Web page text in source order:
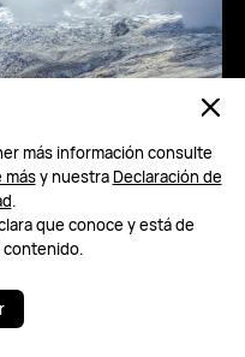
más información consulte
másy nuestraDeclaración de
.
que conoce y está de
contenido.